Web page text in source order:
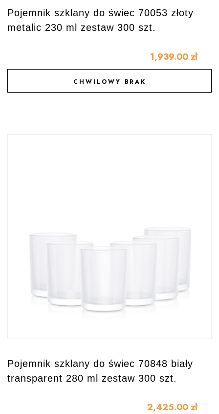
Pojemnik szklany do świec 70053 złoty
metalic 230 ml zestaw 300 szt.
1,939.00 zł
CHWILOWY BRAK
DODAJ DO ULUBIONYCH
Pojemnik szklany do świec 70848 biały
transparent 280 ml zestaw 300 szt.
2,425.00 zł